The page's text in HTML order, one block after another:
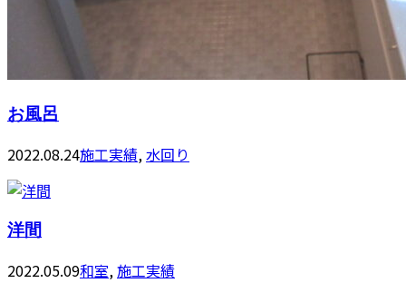
お風呂
2022.08.24施工実績, 水回り
洋間
2022.05.09和室,施工実績